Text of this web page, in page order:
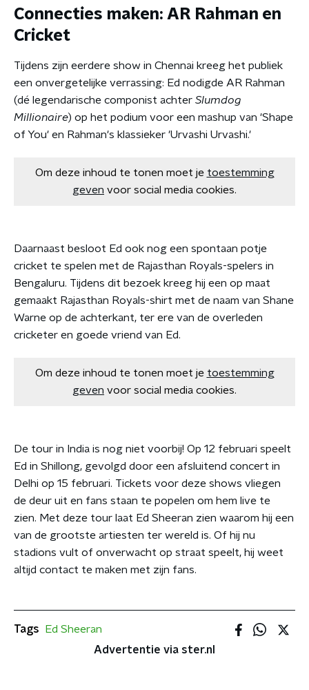
Connecties maken: AR Rahman en
Cricket
Tijdens zijn eerdere show in Chennai kreeg het publiek
een onvergetelijke verrassing: Ed nodigde AR Rahman
(dé legendarische componist achter Slumdog
Millionaire) op het podium voor een mashup van 'Shape
of You' en Rahman's klassieker 'Urvashi Urvashi.'
Om deze inhoud te tonen moet je toestemming
geven voor social media cookies.
Daarnaast besloot Ed ook nog een spontaan potje
cricket te spelen met de Rajasthan Royals-spelers in
Bengaluru. Tijdens dit bezoek kreeg hij een op maat
gemaakt Rajasthan Royals-shirt met de naam van Shane
Warne op de achterkant, ter ere van de overleden
cricketer en goede vriend van Ed.
Om deze inhoud te tonen moet je toestemming
geven voor social media cookies.
De tour in India is nog niet voorbij! Op 12 februari speelt
Ed in Shillong, gevolgd door een afsluitend concert in
Delhi op 15 februari. Tickets voor deze shows vliegen
de deur uit en fans staan te popelen om hem live te
zien. Met deze tour laat Ed Sheeran zien waarom hij een
van de grootste artiesten ter wereld is. Of hij nu
stadions vult of onverwacht op straat speelt, hij weet
altijd contact te maken met zijn fans.
Tags
Ed Sheeran
Advertentie via ster.nl